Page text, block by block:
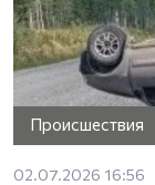
Происшествия
02.07.2026 16:56